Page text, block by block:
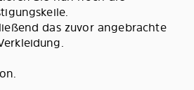
das zuvor angebrachte